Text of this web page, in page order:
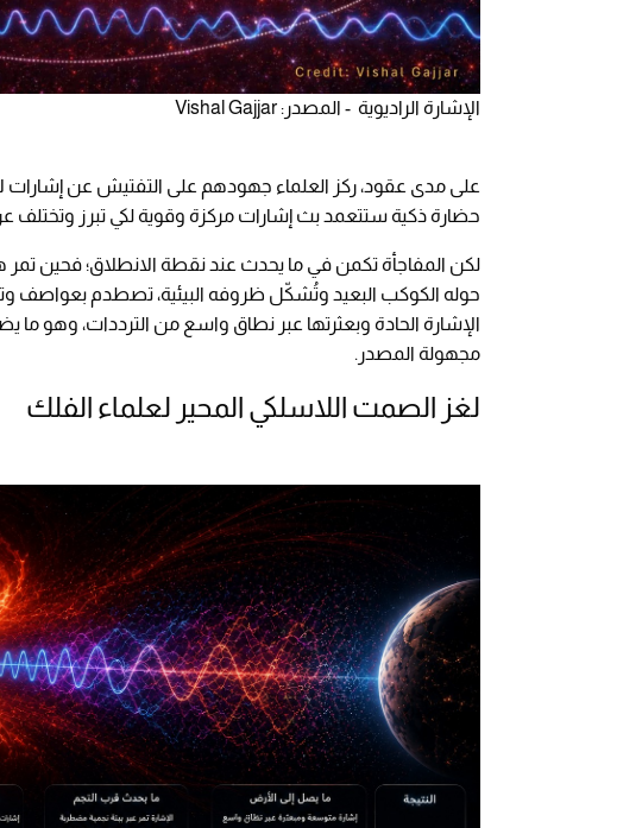
الإشارة الراديوية - المصدر: Vishal Gajjar
على مدى عقود، ركز العلماء جهودهم على التفتيش عن إشارات
حضارة ذكية ستتعمد بث إشارات مركزة وقوية لكي تبرز وتختلف
لكن المفاجأة تكمن في ما يحدث عند نقطة الانطلاق؛ فحين تمر
حوله الكوكب البعيد وتُشكّل ظروفه البيئية، تصطدم بعواصف
الإشارة الحادة وبعثرتها عبر نطاق واسع من الترددات، وهو
مجهولة المصدر.
لغز الصمت اللاسلكي المحير لعلماء الفلك